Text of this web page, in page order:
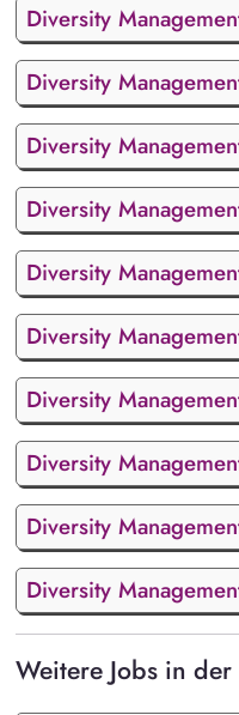
Diversity
Diversity
Diversity
Diversity
Diversity
Diversity
Diversity
Diversity
Diversity
Diversity
Weitere Jobs in